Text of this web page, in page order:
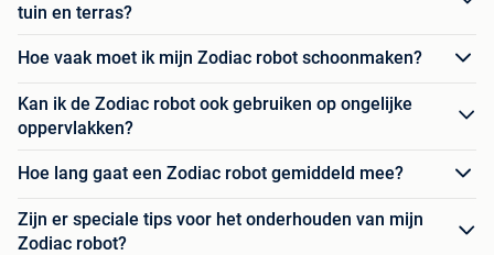
tuin en terras?
Hoe vaak moet ik mijn Zodiac robot schoonmaken?
Kan ik de Zodiac robot ook gebruiken op ongelijke
oppervlakken?
Hoe lang gaat een Zodiac robot gemiddeld mee?
Zijn er speciale tips voor het onderhouden van mijn
Zodiac robot?